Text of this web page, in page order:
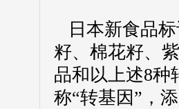
日本新食品标
籽、棉花籽、
品和以上述8种
称“转基因”，